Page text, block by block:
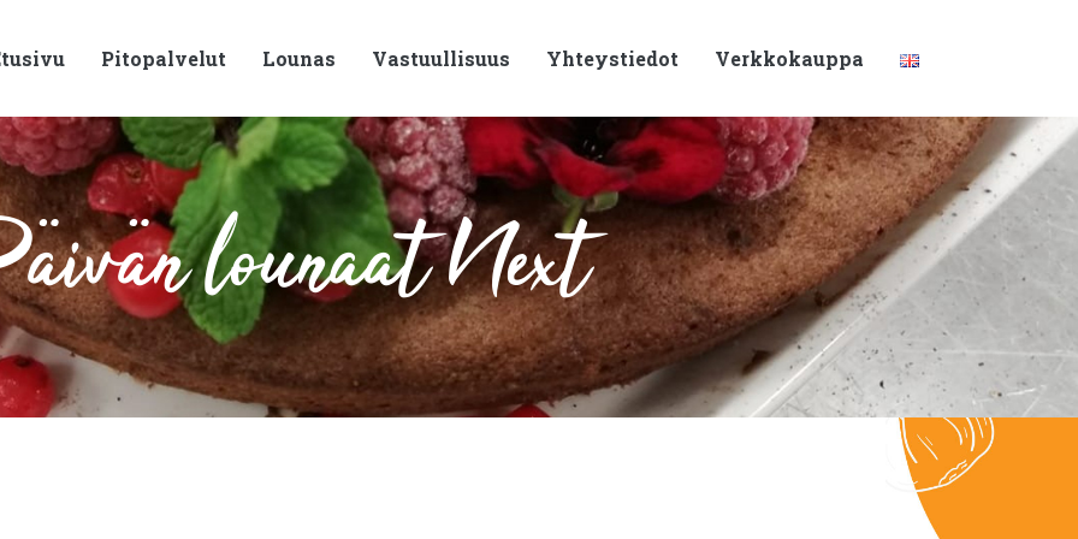
Pitopalvelut Lounas Vastuullisuus Yhteystiedot Verkkokauppa
lounaat Next